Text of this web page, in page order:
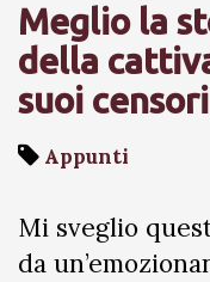
Meglio la
della
suoi censori
Appunti
Mi sveglio
da